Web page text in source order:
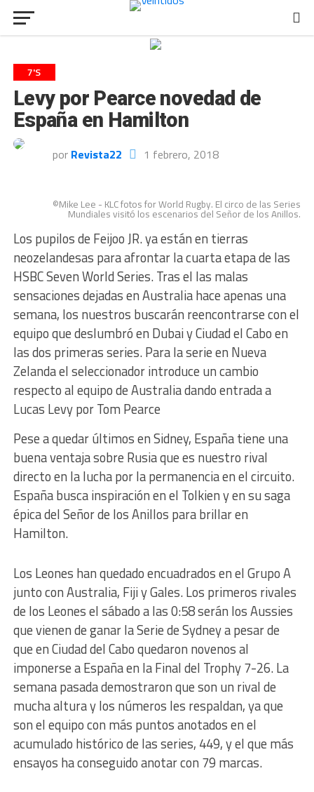
7'S
Levy por Pearce novedad de
España en Hamilton
por Revista22 1 febrero, 2018
©Mike Lee - KLC fotos for World Rugby. El circo de las Series
Mundiales visitó los escenarios del Señor de los Anillos.
Los pupilos de Feijoo JR. ya están en tierras
neozelandesas para afrontar la cuarta etapa de las
HSBC Seven World Series. Tras el las malas
sensaciones dejadas en Australia hace apenas una
semana, los nuestros buscarán reencontrarse con el
equipo que deslumbró en Dubai y Ciudad el Cabo en
las dos primeras series. Para la serie en Nueva
Zelanda el seleccionador introduce un cambio
respecto al equipo de Australia dando entrada a
Lucas Levy por Tom Pearce
Pese a quedar últimos en Sidney, España tiene una
buena ventaja sobre Rusia que es nuestro rival
directo en la lucha por la permanencia en el circuito.
España busca inspiración en el Tolkien y en su saga
épica del Señor de los Anillos para brillar en
Hamilton.
Los Leones han quedado encuadrados en el Grupo A
junto con Australia, Fiji y Gales. Los primeros rivales
de los Leones el sábado a las 0:58 serán los Aussies
que vienen de ganar la Serie de Sydney a pesar de
que en Ciudad del Cabo quedaron novenos al
imponerse a España en la Final del Trophy 7-26. La
semana pasada demostraron que son un rival de
mucha altura y los números les respaldan, ya que
son el equipo con más puntos anotados en el
acumulado histórico de las series, 449, y el que más
ensayos ha conseguido anotar con 79 marcas.